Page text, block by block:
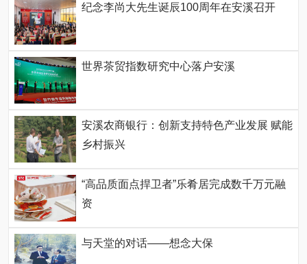
纪念李尚大先生诞辰100周年在安溪召开
世界茶贸指数研究中心落户安溪
安溪农商银行：创新支持特色产业发展 赋能
乡村振兴
“高品质面点捍卫者”乐肴居完成数千万元融
资
与天堂的对话——想念大保